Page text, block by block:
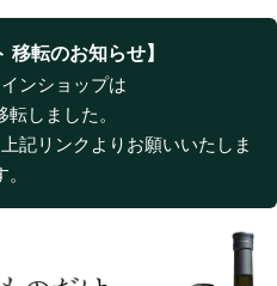
移転のお知らせ】
ンショップは
転しました。
記リンクよりお願いいたしま
。